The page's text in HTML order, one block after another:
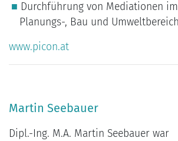
Durchführung von Mediationen im
Planungs-, Bau und
www.picon.at
Martin Seebauer
Dipl.-Ing. M.A. Martin Seebauer war